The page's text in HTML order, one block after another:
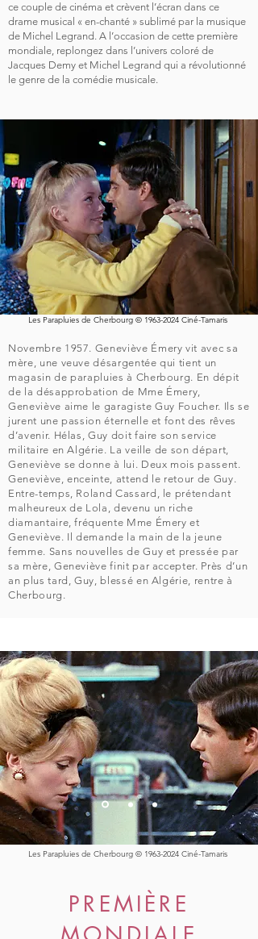
ce couple de cinéma et crèvent l’écran dans ce
drame musical « en-chanté » sublimé par la musique
de Michel Legrand. A l’occasion de cette première
mondiale, replongez dans l’univers coloré de
Jacques Demy et Michel Legrand qui a révolutionné
le genre de la comédie musicale.
Les Parapluies de Cherbourg © 1963-2024 Ciné-Tamaris
Novembre 1957. Geneviève Émery vit avec sa
mère, une veuve désargentée qui tient un
magasin de parapluies à Cherbourg. En dépit
de la désapprobation de Mme Émery,
Geneviève aime le garagiste Guy Foucher. Ils se
jurent une passion éternelle et font des rêves
d’avenir. Hélas, Guy doit faire son service
militaire en Algérie. La veille de son départ,
Geneviève se donne à lui. Deux mois passent.
Geneviève, enceinte, attend le retour de Guy.
Entre-temps, Roland Cassard, le prétendant
malheureux de Lola, devenu un riche
diamantaire, fréquente Mme Émery et
Geneviève. Il demande la main de la jeune
femme. Sans nouvelles de Guy et pressée par
sa mère, Geneviève finit par accepter. Près d’un
an plus tard, Guy, blessé en Algérie, rentre à
Cherbourg.
Les Parapluies de Cherbourg © 1963-2024 Ciné-Tamaris
PREMIÈRE